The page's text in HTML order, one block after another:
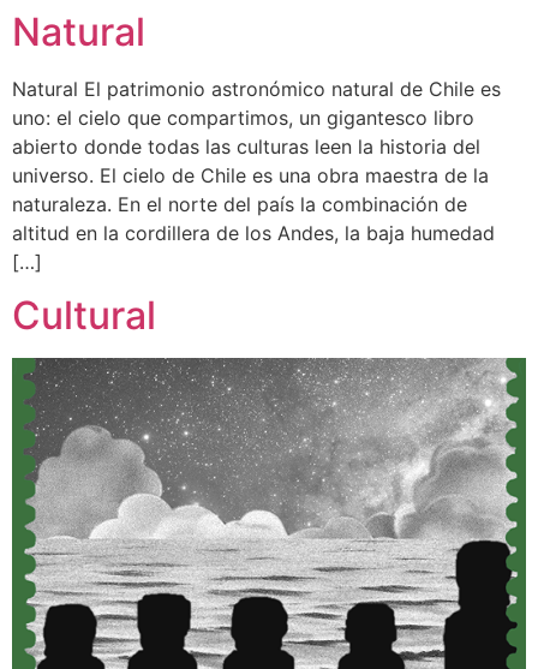
Natural
Natural El patrimonio astronómico natural de Chile es
uno: el cielo que compartimos, un gigantesco libro
abierto donde todas las culturas leen la historia del
universo. El cielo de Chile es una obra maestra de la
naturaleza. En el norte del país la combinación de
altitud en la cordillera de los Andes, la baja humedad
[…]
Cultural